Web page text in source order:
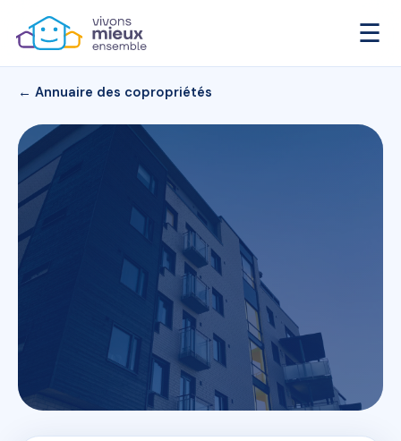
☰
← Annuaire des copropriétés